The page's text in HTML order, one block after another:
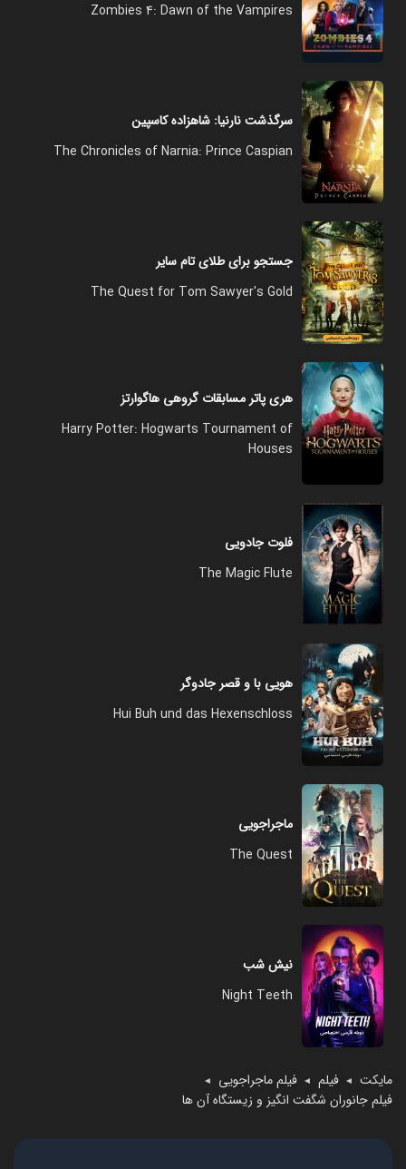
مایکت ◄ فیلم ◄ فیلم ماجراجویی ◄
فیلم جانوران شگفت انگیز و زیستگاه آن ها
Zombies 4: Dawn of the Vampires
سرگذشت نارنیا: شاهزاده کاسپین
The Chronicles of Narnia: Prince Caspian
جستجو برای طلای تام سایر
The Quest for Tom Sawyer's Gold
هری پاتر مسابقات گروهی هاگوارتز
Harry Potter: Hogwarts Tournament of
Houses
فلوت جادویی
The Magic Flute
هویی با و قصر جادوگر
Hui Buh und das Hexenschloss
ماجراجویی
The Quest
نیش شب
Night Teeth